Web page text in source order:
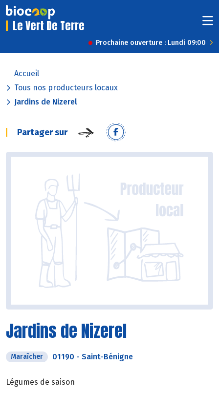
Le Vert De Terre
Prochaine ouverture : Lundi 09:00
Accueil
Tous nos producteurs locaux
Jardins de Nizerel
Partager sur
Jardins de Nizerel
Maraîcher 01190 - Saint-Bénigne
Légumes de saison